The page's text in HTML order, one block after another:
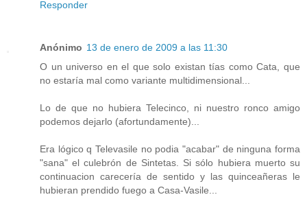
Responder
Anónimo 13 de enero de 2009 a las 11:30
O un universo en el que solo existan tías como Cata, que
no estaría mal como variante multidimensional...
Lo de que no hubiera Telecinco, ni nuestro ronco amigo
podemos dejarlo (afortundamente)...
Era lógico q Televasile no podia "acabar" de ninguna forma
"sana" el culebrón de Sintetas. Si sólo hubiera muerto su
continuacion carecería de sentido y las quinceañeras le
hubieran prendido fuego a Casa-Vasile...